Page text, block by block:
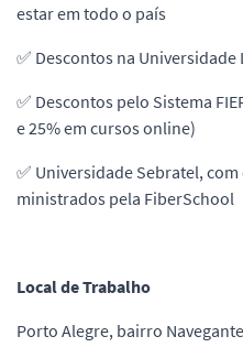
estar em todo o país
✅ Descontos na Universidade
✅ Descontos pelo Sistema
e 25% em cursos online)
✅ Universidade Sebratel,
ministrados pela FiberSchool
Local de Trabalho
Porto Alegre, bairro